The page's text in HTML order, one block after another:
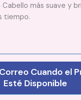
Cabello más suave y
tiempo.
Cuando el
Esté Disponible